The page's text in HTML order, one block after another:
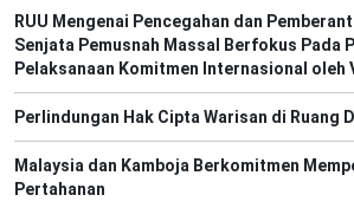
RUU Mengenai Pencegahan dan
Senjata Pemusnah Massal Berfokus Pada
Pelaksanaan Komitmen Internasional oleh
Perlindungan Hak Cipta Warisan di Ruang
Malaysia dan Kamboja Berkomitmen
Pertahanan